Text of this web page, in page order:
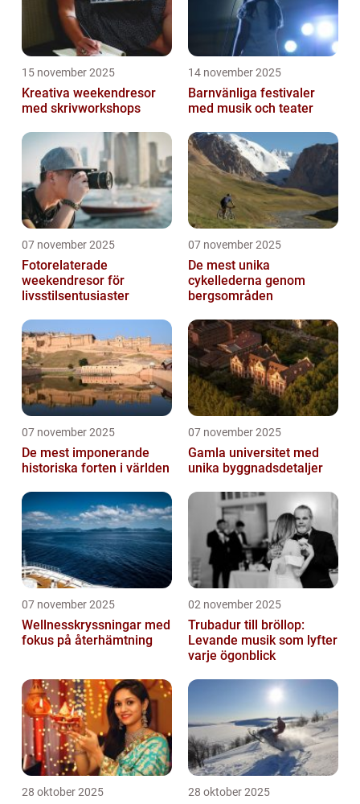
15 november 2025
Kreativa weekendresor
med skrivworkshops
14 november 2025
Barnvänliga festivaler
med musik och teater
07 november 2025
Fotorelaterade
weekendresor för
livsstilsentusiaster
07 november 2025
De mest unika
cykellederna genom
bergsområden
07 november 2025
De mest imponerande
historiska forten i världen
07 november 2025
Gamla universitet med
unika byggnadsdetaljer
07 november 2025
Wellnesskryssningar med
fokus på återhämtning
02 november 2025
Trubadur till bröllop:
Levande musik som lyfter
varje ögonblick
28 oktober 2025 28 oktober 2025